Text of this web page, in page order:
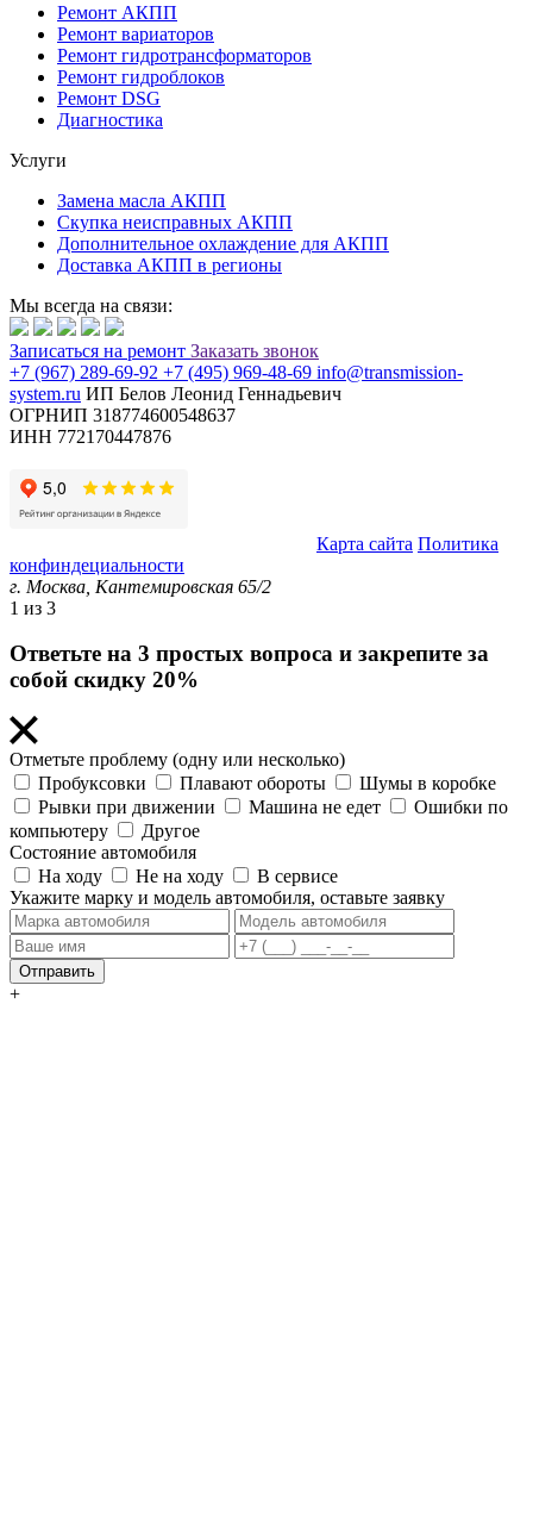
Ремонт АКПП
Ремонт вариаторов
Ремонт гидротрансформаторов
Ремонт гидроблоков
Ремонт DSG
Диагностика
Услуги
Замена масла АКПП
Скупка неисправных АКПП
Дополнительное охлаждение для АКПП
Доставка АКПП в регионы
Мы всегда на связи:
Записаться на ремонт Заказать звонок
+7 (967) 289-69-92 +7 (495) 969-48-69 info@transmission-
system.ru ИП Белов Леонид Геннадьевич
ОГРНИП 318774600548637
ИНН 772170447876
Карта сайта Политика
конфиндециальности
г. Москва, Кантемировская 65/2
1 из 3
Ответьте на 3 простых вопроса и закрепите за
собой скидку 20%
Отметьте проблему (одну или несколько)
Пробуксовки
Плавают обороты
Шумы в коробке
Рывки при движении
Машина не едет
Ошибки по
компьютеру
Другое
Состояние автомобиля
На ходу
Не на ходу
В сервисе
Укажите марку и модель автомобиля, оставьте заявку
Отправить
+